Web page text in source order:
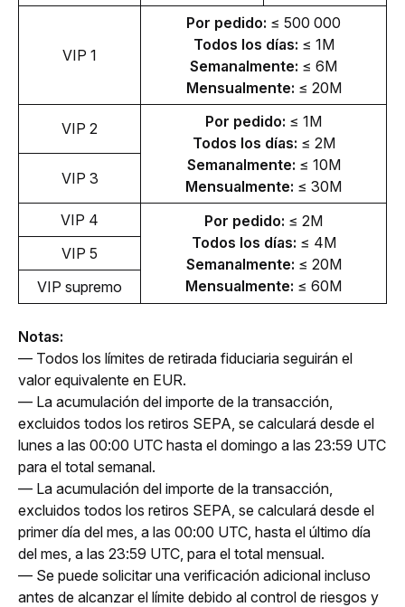
VIP 1
Por pedido: ≤ 500 000
Todos los días: ≤ 1M
Semanalmente: ≤ 6M
Mensualmente: ≤ 20M
VIP 2 Por pedido: ≤ 1M
Todos los días: ≤ 2M
Semanalmente: ≤ 10M
Mensualmente: ≤ 30M
VIP 3
VIP 4 Por pedido: ≤ 2M
Todos los días: ≤ 4M
Semanalmente: ≤ 20M
Mensualmente: ≤ 60M
VIP 5
VIP supremo
Notas:
— Todos los límites de retirada fiduciaria seguirán el
valor equivalente en EUR.
— La acumulación del importe de la transacción,
excluidos todos los retiros SEPA, se calculará desde el
lunes a las 00:00 UTC hasta el domingo a las 23:59 UTC
para el total semanal.
— La acumulación del importe de la transacción,
excluidos todos los retiros SEPA, se calculará desde el
primer día del mes, a las 00:00 UTC, hasta el último día
del mes, a las 23:59 UTC, para el total mensual.
— Se puede solicitar una verificación adicional incluso
antes de alcanzar el límite debido al control de riesgos y